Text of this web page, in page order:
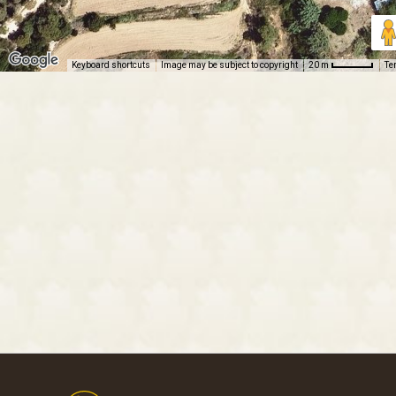
Keyboard shortcuts Image may be subject to copyright 20 m